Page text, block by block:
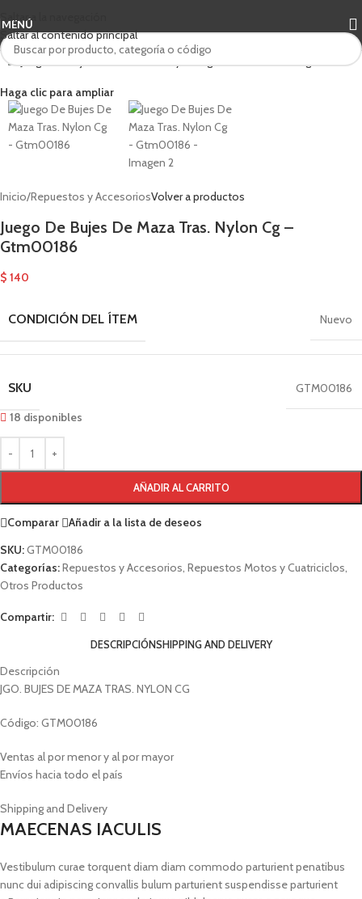
Saltar a la navegación
Saltar al contenido principal
MENÚ
Haga clic para ampliar
Inicio/Repuestos y AccesoriosVolver a productos
Juego De Bujes De Maza Tras. Nylon Cg –
Gtm00186
$ 140
CONDICIÓN DEL ÍTEM Nuevo
SKU
GTM00186
18 disponibles
AÑADIR AL CARRITO
Comparar
Añadir a la lista de deseos
SKU:GTM00186
Categorías:Repuestos y Accesorios Repuestos Motos y Cuatriciclos
Otros Productos
Compartir:
DESCRIPCIÓNSHIPPING AND DELIVERY
Descripción
JGO. BUJES DE MAZA TRAS. NYLON CG
Código: GTM00186
Ventas al por menor y al por mayor
Envíos hacia todo el país
Shipping and Delivery
MAECENAS IACULIS
Vestibulum curae torquent diam diam commodo parturient penatibus
nunc dui adipiscing convallis bulum parturient suspendisse parturient